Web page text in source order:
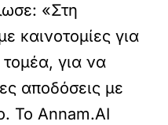
«Στη
καινοτομίες για
για να
αποδόσεις με
Το Annam.AI